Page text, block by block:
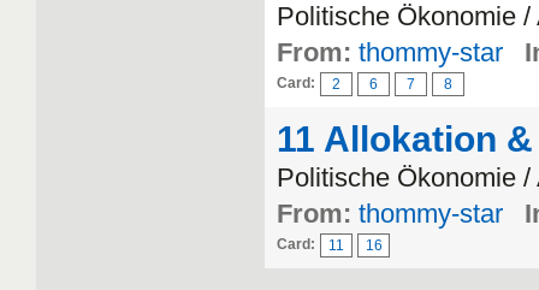
Politische Ökonomie
From: thommy-star
Card: 2 6 7 8
11 Allokation
Politische Ökonomie
From: thommy-star
Card: 11 16